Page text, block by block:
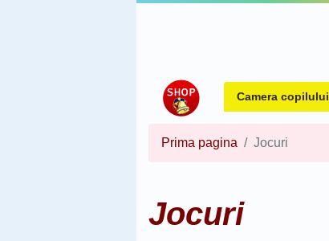
Camera copilului
Prima pagina Jocuri
Jocuri